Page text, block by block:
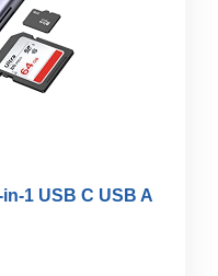
1 USB C USB A